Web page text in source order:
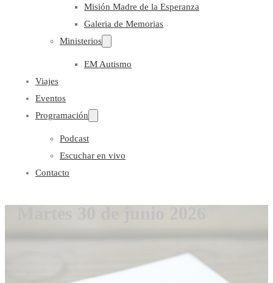
Misión Madre de la Esperanza
Galeria de Memorias
Ministerios
EM Autismo
Viajes
Eventos
Programación
Podcast
Escuchar en vivo
Contacto